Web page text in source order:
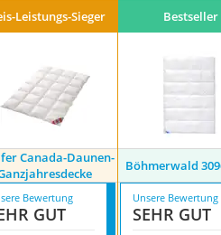
Leistungs-Sieger Bestseller
Canada-Daunen-
Böhmerwald
Bewertung
GUT
Unsere Bewertung
SEHR GUT